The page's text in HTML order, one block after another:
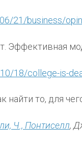
21/business/
Эффективная
18/college-is-
найти то, для
Ч., Понтиселл,